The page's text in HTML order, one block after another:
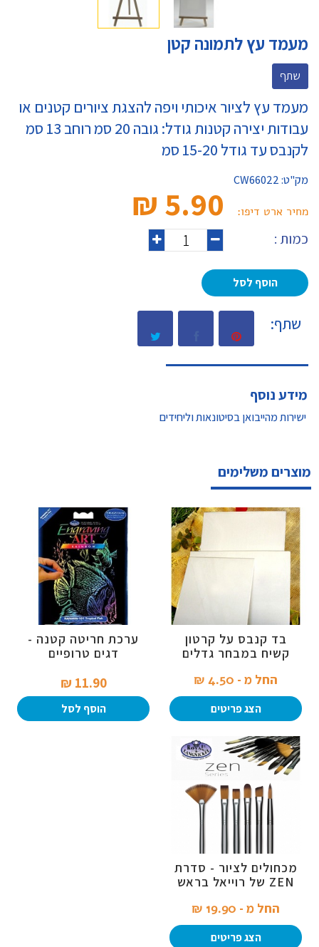
מעמד עץ לתמונה קטן
שתף
מעמד עץ לציור איכותי ויפה להצגת ציורים קטנים או
עבודות יצירה קטנות גודל: גובה 20 סמ רוחב 13 סמ
לקנבס עד גודל 15-20 סמ
מק"ט:CW66022
מחיר ארט דיפו: 5.90 ₪‎
כמות :
הוסף לסל
שתף:
מידע נוסף
ישירות מהייבואן בסיטונאות וליחידים
מוצרים משלימים
בד קנבס על קרטון
קשיח במבחר גדלים
החל מ - 4.50 ₪‎
הצג פריטים
ערכת חריטה קטנה -
דגים טרופיים
11.90 ₪‎
הוסף לסל
מכחולים לציור - סדרת
ZEN של רוייאל בראש
החל מ - 19.90 ₪‎
הצג פריטים